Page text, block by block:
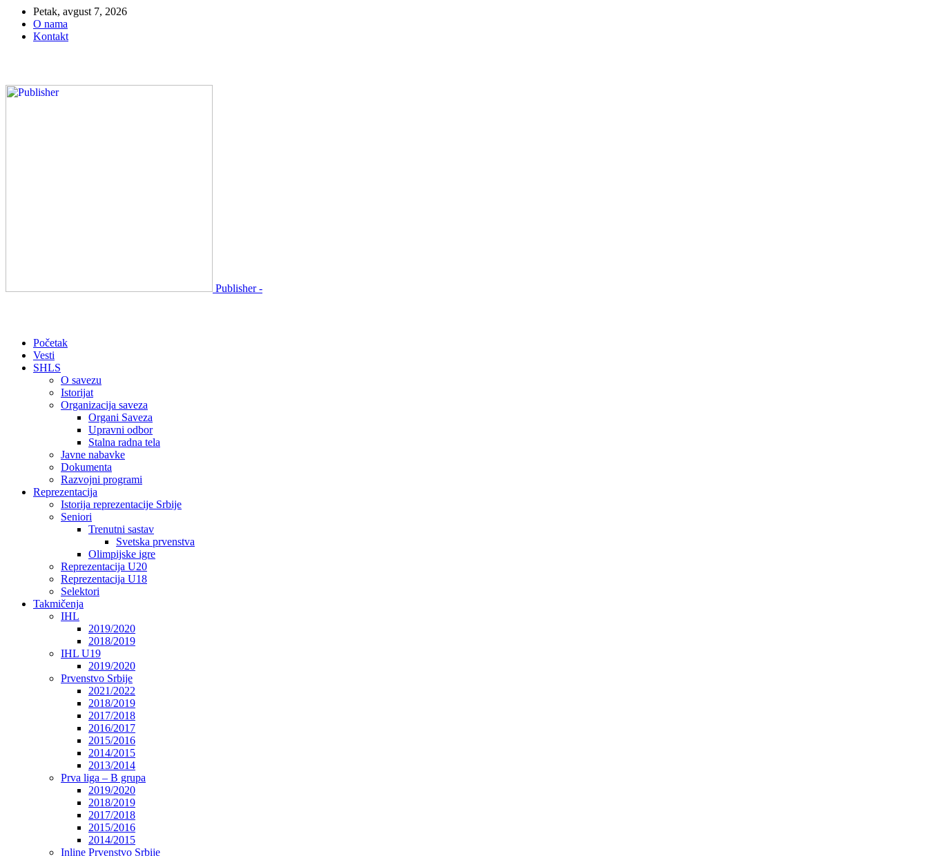
Petak, avgust 7, 2026
O nama
Kontakt
Publisher -
Početak
Vesti
SHLS
O savezu
Istorijat
Organizacija saveza
Organi Saveza
Upravni odbor
Stalna radna tela
Javne nabavke
Dokumenta
Razvojni programi
Reprezentacija
Istorija reprezentacije Srbije
Seniori
Trenutni sastav
Svetska prvenstva
Olimpijske igre
Reprezentacija U20
Reprezentacija U18
Selektori
Takmičenja
IHL
2019/2020
2018/2019
IHL U19
2019/2020
Prvenstvo Srbije
2021/2022
2018/2019
2017/2018
2016/2017
2015/2016
2014/2015
2013/2014
Prva liga – B grupa
2019/2020
2018/2019
2017/2018
2015/2016
2014/2015
Inline Prvenstvo Srbije